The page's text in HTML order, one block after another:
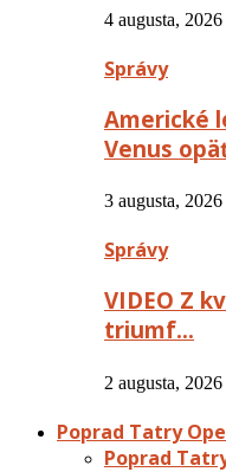
4 augusta, 2026
Správy
Americké
Venus
3 augusta, 2026
Správy
VIDEO Z
triumf…
2 augusta, 2026
Poprad Tatry
Poprad